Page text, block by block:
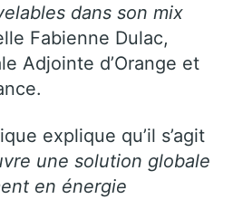
dans son mix
Fabienne Dulac,
Adjointe d’Orange et
explique qu’il s’agit
une solution globale
en énergie